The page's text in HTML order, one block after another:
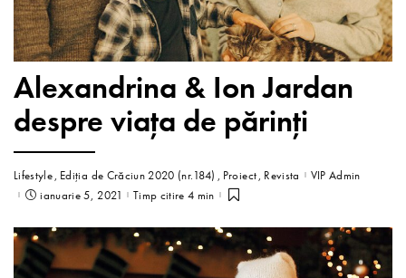
Alexandrina & Ion Jardan
despre viața de părinți
Lifestyle Ediția de Crăciun 2020 (nr.184) Proiect Revista
VIP Admin
ianuarie 5, 2021
Timp citire 4 min